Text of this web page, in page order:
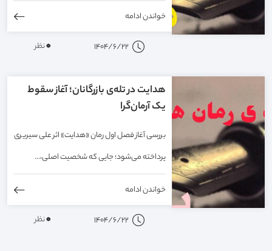
خواندن ادامه
1404/6/22
0نظر
هدایت در تله‌ی بازرگانان؛ آغاز سقوط
یک آرمان‌گرا
بررسی آغاز فصل اول رمان «هدایت» اثر علی سیریری
پرداخته می‌شود؛ جایی که شخصیت اصلی،...
خواندن ادامه
1404/6/22
0نظر